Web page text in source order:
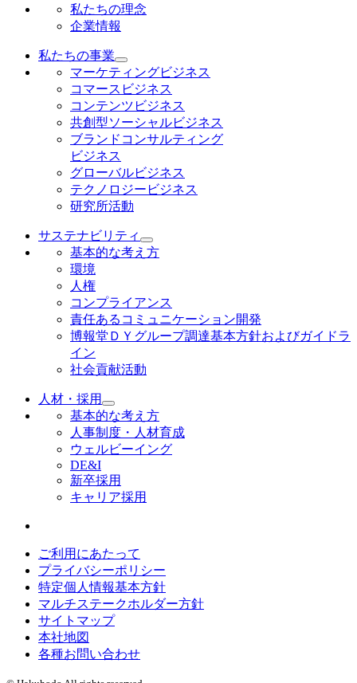
私たちの理念
企業情報
私たちの事業
マーケティングビジネス
コマースビジネス
コンテンツビジネス
共創型ソーシャルビジネス
ブランドコンサルティング
ビジネス
グローバルビジネス
テクノロジービジネス
研究所活動
サステナビリティ
基本的な考え方
環境
人権
コンプライアンス
責任あるコミュニケーション開発
博報堂ＤＹグループ調達基本方針およびガイドラ
イン
社会貢献活動
人材・採用
基本的な考え方
人事制度・人材育成
ウェルビーイング
DE&I
新卒採用
キャリア採用
ご利用にあたって
プライバシーポリシー
特定個人情報基本方針
マルチステークホルダー方針
サイトマップ
本社地図
各種お問い合わせ